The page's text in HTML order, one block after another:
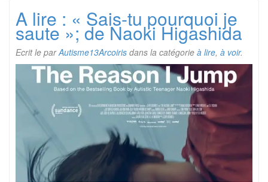
A lire : « Sais-tu pourquoi je
saute »; de Naoki Higashida
Ecrit le parAutisme13Arcoiris dans la catégorie à lire, à voir.